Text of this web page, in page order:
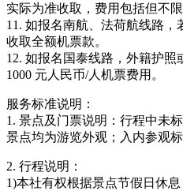
实际为准收取，费用包括但不
11. 如报名南航、法荷航线路
收取全额机票款。
12. 如报名国泰线路，外籍护
1000 元人民币/人机票费用。
服务标准说明：
1. 景点及门票说明：行程中未
景点均为游览外观；入内参观
2. 行程说明：
1)本社有权根据景点节假日休